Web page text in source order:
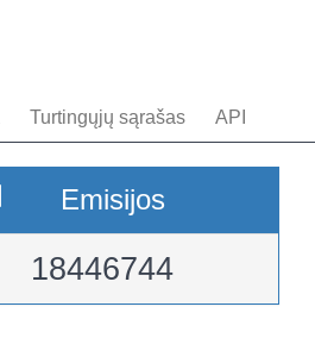
Turtingųjų sąrašas API
Emisijos
18446744